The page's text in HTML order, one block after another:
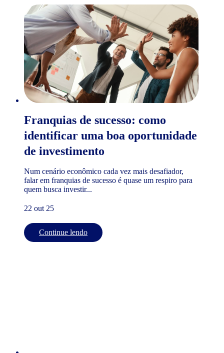
Franquias de sucesso: como
identificar uma boa oportunidade
de investimento
Num cenário econômico cada vez mais desafiador,
falar em franquias de sucesso é quase um respiro para
quem busca investir...
22 out 25
Continue lendo